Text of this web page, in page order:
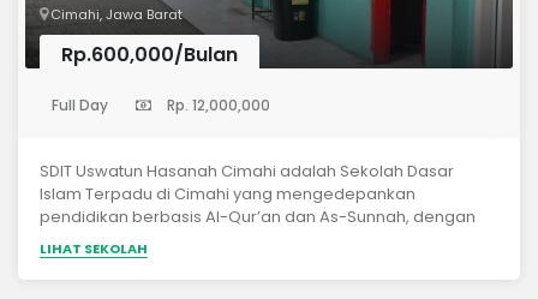
Cimahi, Jawa Barat
Rp.600,000/Bulan
Full Day Rp. 12,000,000
SDIT Uswatun Hasanah Cimahi adalah Sekolah Dasar
Islam Terpadu di Cimahi yang mengedepankan
pendidikan berbasis Al-Qur’an dan As-Sunnah, dengan
kurikulum nasional dan diniyah yang seimbang untuk
membentuk generasi Qurani, mandiri, dan berakhlak
mulia. Berdiri sejak tahun 2002 dan sudah mencetak
LIHAT SEKOLAH